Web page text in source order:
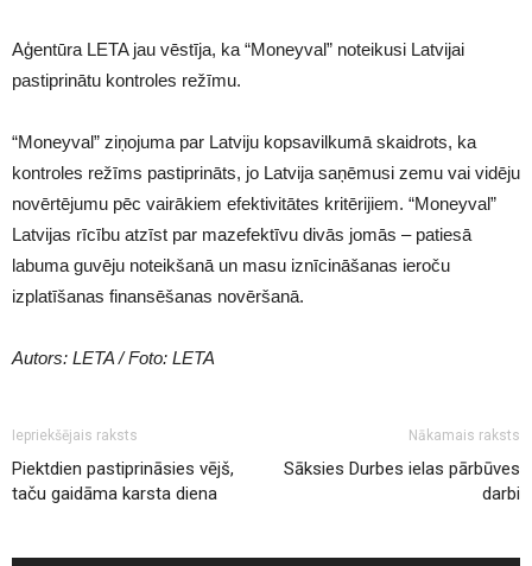
Aģentūra LETA jau vēstīja, ka “Moneyval” noteikusi Latvijai
pastiprinātu kontroles režīmu.
“Moneyval” ziņojuma par Latviju kopsavilkumā skaidrots, ka
kontroles režīms pastiprināts, jo Latvija saņēmusi zemu vai vidēju
novērtējumu pēc vairākiem efektivitātes kritērijiem. “Moneyval”
Latvijas rīcību atzīst par mazefektīvu divās jomās – patiesā
labuma guvēju noteikšanā un masu iznīcināšanas ieroču
izplatīšanas finansēšanas novēršanā.
Autors: LETA / Foto: LETA
Iepriekšējais raksts
Piektdien pastiprināsies vējš,
taču gaidāma karsta diena
Nākamais raksts
Sāksies Durbes ielas pārbūves
darbi